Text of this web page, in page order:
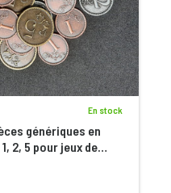
En stock
génériques en
2, 5 pour jeux de